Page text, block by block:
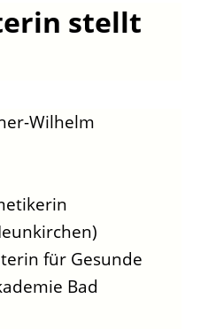
stellt
Wilhelm
für Gesunde
Bad